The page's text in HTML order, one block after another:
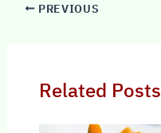
PREVIOUS
Related Posts